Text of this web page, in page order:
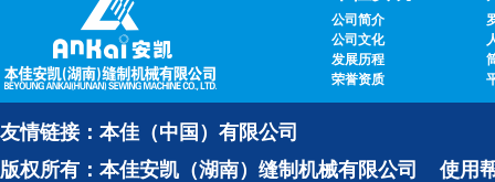
公司简介
公司文化
发展历程
荣誉资质
友情链接： 本佳（中国）有限公司
版权所有：本佳安凯（湖南）缝制机械有限公司 使用